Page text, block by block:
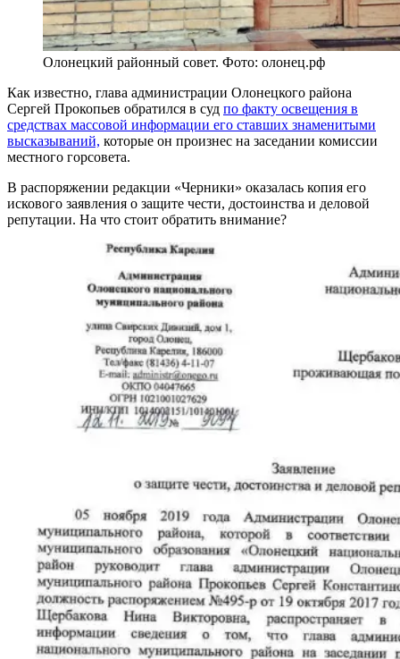
Олонецкий районный совет. Фото: олонец.рф
Как известно, глава администрации Олонецкого района
Сергей Прокопьев обратился в суд по факту освещения в
средствах массовой информации его ставших знаменитыми
высказываний, которые он произнес на заседании комиссии
местного горсовета.
В распоряжении редакции «Черники» оказалась копия его
искового заявления о защите чести, достоинства и деловой
репутации. На что стоит обратить внимание?